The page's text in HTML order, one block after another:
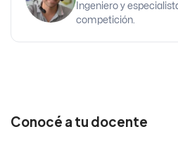
Ingeniero y
competición.
Conocé a tu docente